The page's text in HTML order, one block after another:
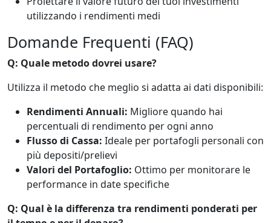
utilizzando i rendimenti medi
Domande Frequenti (FAQ)
Q: Quale metodo dovrei usare?
Utilizza il metodo che meglio si adatta ai dati disponibili:
Rendimenti Annuali: Migliore quando hai
percentuali di rendimento per ogni anno
Flusso di Cassa: Ideale per portafogli personali con
più depositi/prelievi
Valori del Portafoglio: Ottimo per monitorare le
performance in date specifiche
Q: Qual è la differenza tra rendimenti ponderati per